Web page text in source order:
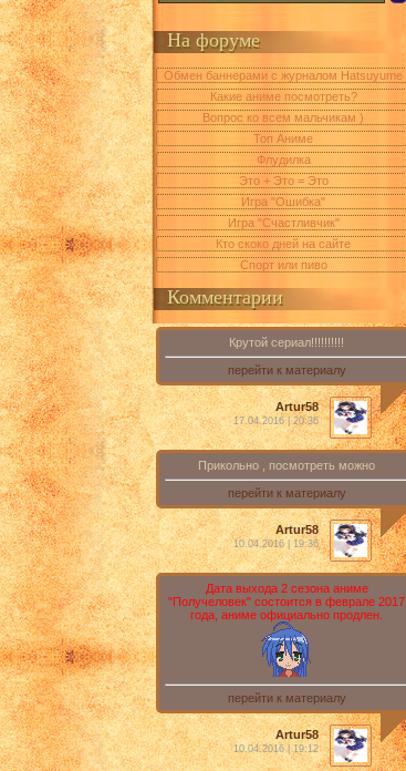
На форуме
Обмен баннерами с журналом Hatsuyume
Какие аниме посмотреть?
Вопрос ко всем мальчикам )
Топ Аниме
Флудилка
Это + Это = Это
Игра "Ошибка"
Игра "Счастливчик"
Кто скоко дней на сайте
Спорт или пиво
Комментарии
Крутой сериал!!!!!!!!!!
перейти к материалу
Artur58
17.04.2016 | 20:36
Прикольно , посмотреть можно
перейти к материалу
Artur58
10.04.2016 | 19:36
Дата выхода 2 сезона аниме
"Получеловек" состоится в феврале 2017
года, аниме официально продлен.
перейти к материалу
Artur58
10.04.2016 | 19:12